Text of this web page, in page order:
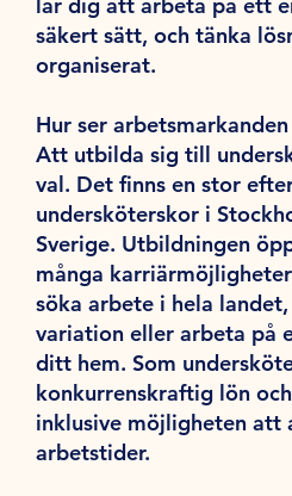
säkert sätt, och tänka
organiserat.
Hur ser
Att utbilda sig till
val. Det finns en stor
undersköterskor i
Sverige. Utbildningen
många
söka arbete i hela
variation eller arbeta på
ditt hem. Som
konkurrenskraftig lön
inklusive möjligheten att
arbetstider.